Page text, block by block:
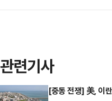
관련기사
[중동 전쟁] 美, 이